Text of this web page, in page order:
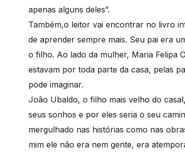
apenas alguns deles”.
Também,o leitor vai encontrar no livro
de aprender sempre mais. Seu pai era
o filho. Ao lado da mulher, Maria Felipa
estavam por toda parte da casa, pelas
pode imaginar.
João Ubaldo, o filho mais velho do
seus sonhos e por eles seria o seu
mergulhado nas histórias como nas
mim ele não era nem gente, era